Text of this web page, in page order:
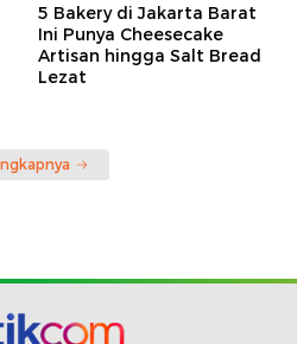
5 Bakery di Jakarta Barat
Ini Punya Cheesecake
Artisan hingga Salt Bread
Lezat